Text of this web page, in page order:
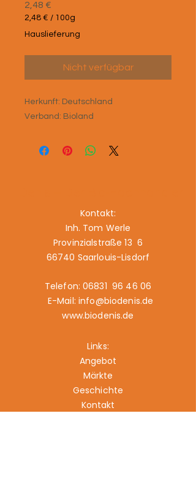
2,48 €
2,48 € / 100g
2,48 €
Hauslieferung
Nicht verfügbar
Herkunft: Deutschland
Verband: Bioland
Kontakt:
Inh. Tom Werle
Provinzialstraße 13 6
66740 Saarlouis-Lisdorf
Telefon: 06831 96 46 06
E-Mail: info@biodenis.de
www.biodenis.de
Links:
Angebot
Märkte
Geschichte
Kontakt